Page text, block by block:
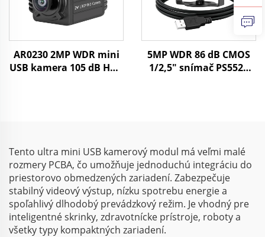
AR0230 2MP WDR mini
USB kamera 105 dB HDR
5MP WDR 86 dB CMOS
1/2,5" snímač PS5520
Tento ultra mini USB kamerový modul má veľmi malé
rozmery PCBA, čo umožňuje jednoduchú integráciu do
priestorovo obmedzených zariadení. Zabezpečuje
stabilný videový výstup, nízku spotrebu energie a
spoľahlivý dlhodobý prevádzkový režim. Je vhodný pre
inteligentné skrinky, zdravotnícke prístroje, roboty a
všetky typy kompaktných zariadení.